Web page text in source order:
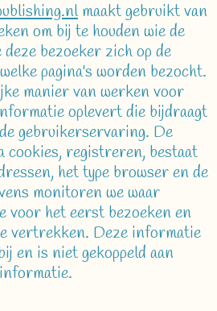
maakt gebruikt van
om bij te houden wie de
bezoeker zich op de
pagina's worden bezocht.
manier van werken voor
oplevert die bijdraagt
gebruikerservaring. De
cookies, registreren, bestaat
het type browser en de
monitoren we waar
voor het eerst bezoeken en
vertrekken. Deze informatie
en is niet gekoppeld aan